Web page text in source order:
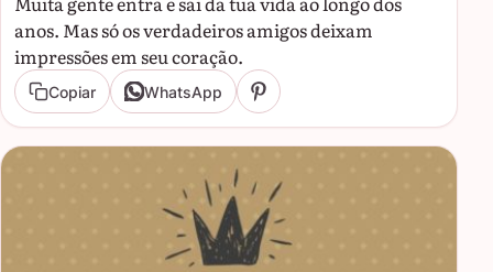
anos. Mas só os verdadeiros amigos deixam
impressões em seu coração.
Copiar WhatsApp